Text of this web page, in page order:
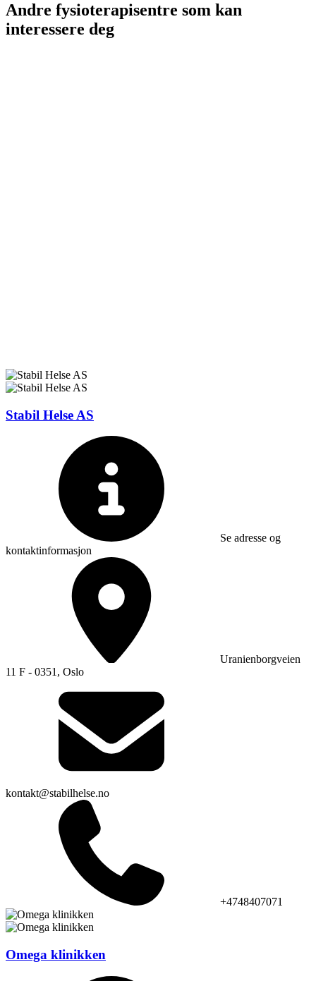
Andre fysioterapisentre som kan
interessere deg
Stabil Helse AS
Se adresse og
kontaktinformasjon
Uranienborgveien
11 F - 0351, Oslo
kontakt@stabilhelse.no
+4748407071
Omega klinikken